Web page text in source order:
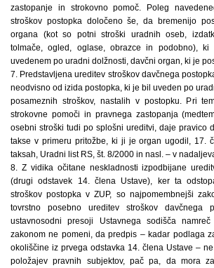
zastopanje in strokovno pomoč. Poleg
stroškov postopka določeno še, da bremenijo
organa (kot so potni stroški uradnih oseb,
tolmače, ogled, oglase, obrazce in podobno), ki
uvedenem po uradni dolžnosti, davčni organ, ki je
7. Predstavljena ureditev stroškov davčnega
neodvisno od izida postopka, ki je bil uveden po
posameznih stroškov, nastalih v postopku. Pri
strokovne pomoči in pravnega zastopanja
osebni stroški tudi po splošni ureditvi, daje pravico
takse v primeru pritožbe, ki ji je organ ugodil, 17.
taksah, Uradni list RS, št. 8/2000 in nasl. – v
8. Z vidika očitane neskladnosti izpodbijane
(drugi odstavek 14. člena Ustave), ker ta
stroškov postopka v ZUP, so najpomembnejši
tovrstno posebno ureditev stroškov davčnega
ustavnosodni presoji Ustavnega sodišča
zakonom ne pomeni, da predpis – kadar podlaga
okoliščine iz prvega odstavka 14. člena Ustave –
položajev pravnih subjektov, pač pa, da mora